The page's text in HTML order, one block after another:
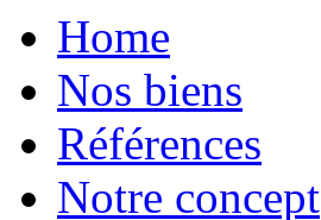
Home
Nos biens
Références
Notre concept